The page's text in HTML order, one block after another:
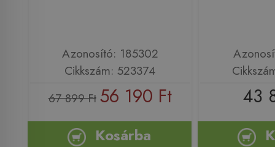
Azonosító: 185302
Cikkszám: 523374
67 899 Ft 56 190 Ft
Kosárba
43